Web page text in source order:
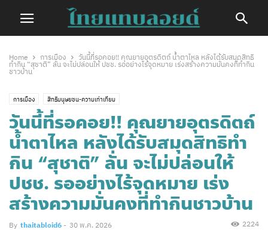
Home การเมือง
วันนี้ที่รอคอย!! คุณยายอุตรดิตถ์ น้ำตาไหล หลังได้รับสมุดสิทธิ
ทำกิน “สุชาติ” ลั่น จะไม่ปล่อนให้ ปชช. รออย่างไร้จุดหมาย เร่งสร้างความมั่นคงที่ทำกิน
ชาวบ้าน
การเมือง สิทธิมนุษยชน-ความเท่าเทียม
วันนี้ที่รอคอย!! คุณยายอุตรดิตถ์
น้ำตาไหล หลังได้รับสมุดสิทธิทำ
กิน “สุชาติ” ลั่น จะไม่ปล่อนให้
ปชช. รออย่างไร้จุดหมาย เร่ง
สร้างความมั่นคงที่ทำกินชาวบ้าน
By thaitabloid6 - 30 พ.ค. 2026 2224